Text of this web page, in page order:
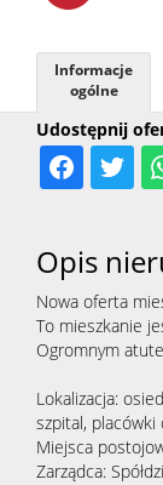
Udostępnij
Informacje
ogólne
Opis
Nowa oferta
To mieszkanie
Ogromnym
Lokalizacja:
szpital, placówki
Miejsca
Zarządca: